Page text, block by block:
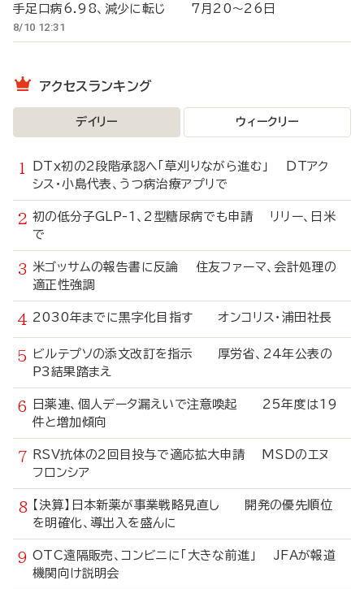
手足口病6.98、減少に転じ 7月20～26日
8/10 12:31
アクセスランキング
デイリー ウィークリー
DTx初の2段階承認へ「草刈りながら進む」 DTアク
シス・小島代表、うつ病治療アプリで
初の低分子GLP-1、2型糖尿病でも申請 リリー、日米
で
米ゴッサムの報告書に反論 住友ファーマ、会計処理の
適正性強調
2030年までに黒字化目指す オンコリス・浦田社長
ビルテプソの添文改訂を指示 厚労省、24年公表の
P3結果踏まえ
日薬連、個人データ漏えいで注意喚起 25年度は19
件と増加傾向
RSV抗体の2回目投与で適応拡大申請 MSDのエヌ
フロンシア
【決算】日本新薬が事業戦略見直し 開発の優先順位
を明確化、導出入を盛んに
OTC遠隔販売、コンビニに「大きな前進」 JFAが報道
機関向け説明会